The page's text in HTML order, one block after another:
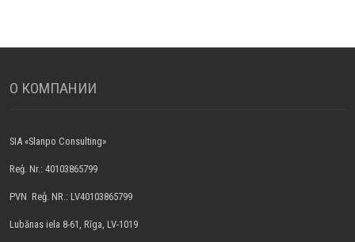
О КОМПАНИИ
SIA «Slanpo Consulting»
Reģ. Nr.: 40103865799
PVN Reģ. NR.: LV40103865799
Lubānas iela 8-61, Rīga, LV-1019